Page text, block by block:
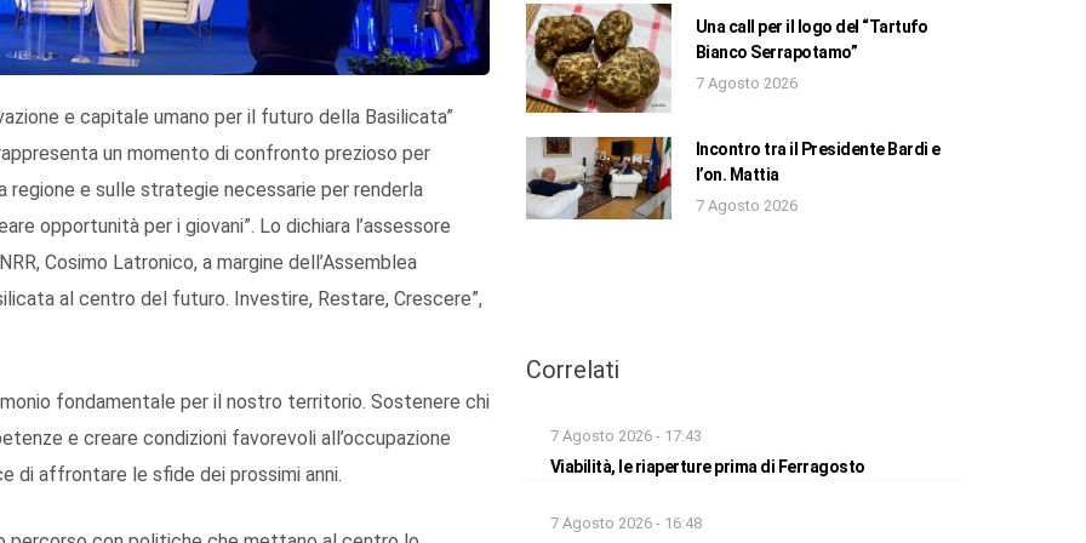
e capitale umano per il futuro della Basilicata”
un momento di confronto prezioso per
e sulle strategie necessarie per renderla
opportunità per i giovani”. Lo dichiara l’assessore
Cosimo Latronico, a margine dell’Assemblea
al centro del futuro. Investire, Restare, Crescere”,
fondamentale per il nostro territorio. Sostenere chi
e creare condizioni favorevoli all’occupazione
di affrontare le sfide dei prossimi anni.
Una call per il logo del “Tartufo
Bianco Serrapotamo”
7 Agosto 2026
Incontro tra il Presidente Bardi e
l’on. Mattia
7 Agosto 2026
Correlati
7 Agosto 2026 - 17:43
Viabilità, le riaperture prima di Ferragosto
7 Agosto 2026 - 16:48